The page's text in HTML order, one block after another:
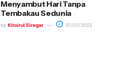
Menyambut Hari Tanpa
Tembakau Sedunia
by Khoirul Siregar 07/01/2022